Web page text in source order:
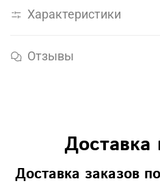
Характеристики
Отзывы
Доставка
Доставка заказов